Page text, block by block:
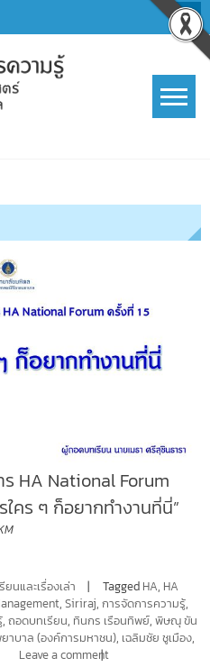
ร HA National Forum
ใคร ๆ ก็อยากทำงานที่นี่”
ยนและเรื่องเล่า Tagged HA, HA
, Siriraj, การจัดการความรู้,
, ถอดบทเรียน, ทินกร เรือนทิพย์, พิษณุ ขัน
บาล (องค์การมหาชน), เฉลิมชัย ชูเมือง,
Leave a comment